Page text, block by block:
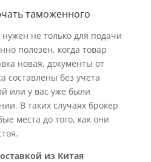
таможенного
нужен не только для подачи
полезен, когда товар
новая, документы от
составлены без учета
или у вас уже были
В таких случаях брокер
места до того, как они
из Китая